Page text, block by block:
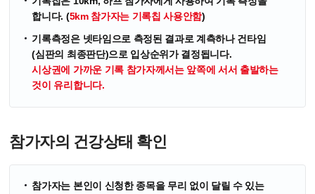
합니다. (5km 참가자는 기록칩 사용안함)
기록측정은 넷타임으로 측정된 결과로 계측하나 건타임
(심판의 최종판단)으로 입상순위가 결정됩니다.
시상권에 가까운 기록 참가자께서는 앞쪽에 서서 출발하는
것이 유리합니다.
참가자의 건강상태 확인
참가자는 본인이 신청한 종목을 무리 없이 달릴 수 있는